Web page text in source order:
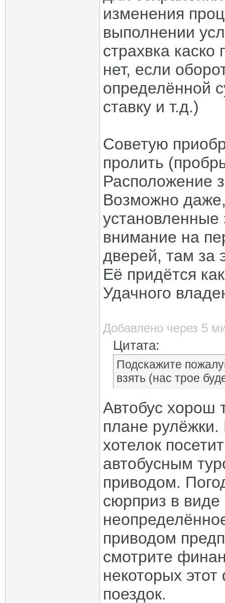
изменения
выполнении
страхвка
нет, если
определённой
ставку и т.д.)
Советую
пролить
Расположение
Возможно
установленные
внимание на
дверей, там за
Её придётся
Удачного
Добавлено через 5
Цитата:
Подскажите
взять (нас трое
Автобус хорош
плане
хотелок
автобусным
приводом.
сюрприз в виде
приводом
смотрите
некоторых
поездок.